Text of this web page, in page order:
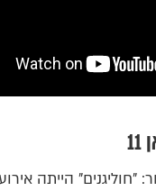
"חוליגנים" הייתה אירוע